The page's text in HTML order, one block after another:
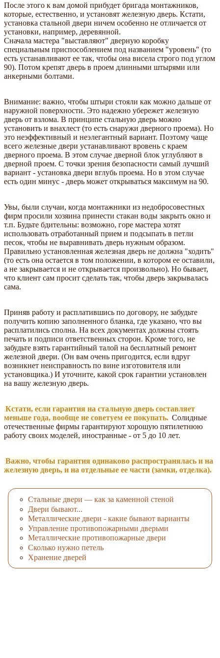
После этого к вам домой прибудет бригада монтажников,
которые, естественно, и установят железную дверь. Кстати,
установка стальной двери ничем особенно не отличается от
установки, например, деревянной.
Сначала мастера "выставляют" дверную коробку
специальным приспособлением под названием "уровень" (то
есть устанавливают ее так, чтобы она висела строго под углом
90). Потом крепят дверь в проем длинными штырями или
анкерными болтами.
Внимание: важно, чтобы штыри стояли как можно дальше от
наружной поверхности. Это надежно убережет железную
дверь от взлома. В принципе стальную дверь можно
установить и внахлест (то есть снаружи дверного проема). Но
это неэффективный и неэлегантный вариант. Поэтому чаще
всего железные двери устанавливают вровень с краем
дверного проема. В этом случае дверной блок углубляют в
дверной проем. С точки зрения безопасности самый лучший
вариант - установка двери вглубь проема. Но в этом случае
есть один минус - дверь может открываться максимум на 90.
Увы, были случаи, когда монтажники из недобросовестных
фирм просили хозяина принести стакан воды закрыть окно и
т.п. Будьте бдительны: возможно, горе мастера хотят
использовать отработанный прием и подсыпать в петли
песок, чтобы не выравнивать дверь нужным образом.
Правильно установленная железная дверь не должна "ходить"
(то есть она остается в том положении, в котором ее оставили,
а не закрывается и не открывается произвольно). Но бывает,
что клиент сам просит сделать так, чтобы дверь закрывалась
сама.
Приняв работу и расплатившись по договору, не забудьте
получить копию заполненного бланка, где указано, что вы
расплатились сполна. На всех документах должны стоять
печать и подписи ответственных сторон. Кроме того, не
забудьте взять гарантийный талой на бесплатный ремонт
железной двери. (Он вам очень пригодится, если вдруг
возникнет неисправность по вине изготовителя или
установщика.) И уточните, какой срок гарантии установлен
на вашу железную дверь.
Кстати, если гарантия на стальную дверь составляет
меньше года, вообще не советуем ее покупать. Солидные
отечественные фирмы гарантируют хорошую пятилетнюю
работу своих моделей, иностранные - от 5 до 10 лет.
Важно, чтобы гарантия одинаково распространялась и на
железную дверь, и на отдельные ее части (замки, отделка).
Стальные двери — как за каменной стеной
Двери бывают...
Металлические двери - какие бывают варианты
Управление противопожарными дверьми
Металлические противопожарные двери
Сколько нужно петель
Хранение дверей